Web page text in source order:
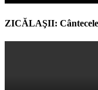
ZICĂLAŞII: